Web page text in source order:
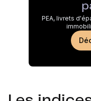
PEA, livrets